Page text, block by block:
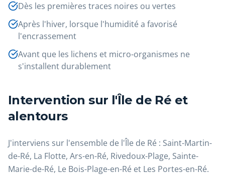
Dès les premières traces noires ou vertes
Après l'hiver, lorsque l'humidité a favorisé
l'encrassement
Avant que les lichens et micro-organismes ne
s'installent durablement
Intervention sur l'Île de Ré et
alentours
J'interviens sur l'ensemble de l'Île de Ré : Saint-Martin-
de-Ré, La Flotte, Ars-en-Ré, Rivedoux-Plage, Sainte-
Marie-de-Ré, Le Bois-Plage-en-Ré et Les Portes-en-Ré.